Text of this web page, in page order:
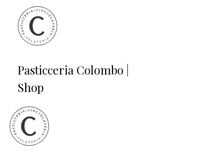
contenuto
Pasticceria Colombo |
Shop